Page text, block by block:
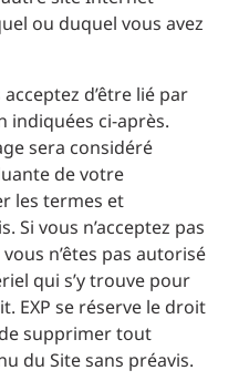
ou duquel vous avez
d’être lié par
indiquées ci-après.
sera considéré
de votre
les termes et
Si vous n’acceptez pas
n’êtes pas autorisé
qui s’y trouve pour
EXP se réserve le droit
supprimer tout
du Site sans préavis.